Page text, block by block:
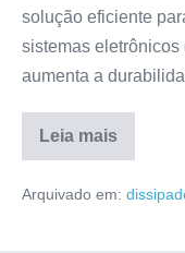
solução eficiente
sistemas
aumenta a
Leia mais
Arquivado em: